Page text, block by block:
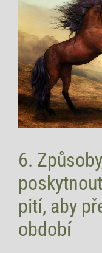
6.
pití, aby
období